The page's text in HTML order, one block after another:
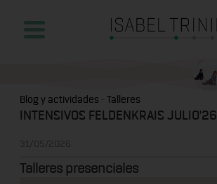
Blog y actividades -Talleres
INTENSIVOS FELDENKRAIS JULIO'26
Talleres presenciales